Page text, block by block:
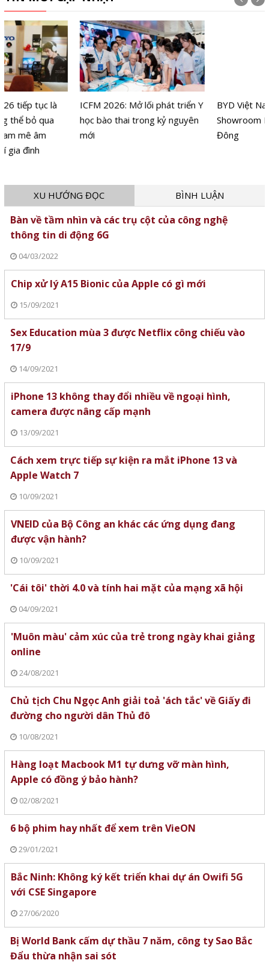
ICFM 2026: Mở lối phát triển Y
học bào thai trong kỷ nguyên
mới
BYD Việt Nam khai trương
Showroom BYD HTA Hà
XU HƯỚNG ĐỌC BÌNH LUẬN
Bàn về tầm nhìn và các trụ cột của công nghệ
thông tin di động 6G
04/03/2022
Chip xử lý A15 Bionic của Apple có gì mới
15/09/2021
Sex Education mùa 3 được Netflix công chiếu vào
17/9
14/09/2021
iPhone 13 không thay đổi nhiều về ngoại hình,
camera được nâng cấp mạnh
13/09/2021
Cách xem trực tiếp sự kiện ra mắt iPhone 13 và
Apple Watch 7
10/09/2021
VNEID của Bộ Công an khác các ứng dụng đang
được vận hành?
10/09/2021
'Cái tôi' thời 4.0 và tính hai mặt của mạng xã hội
04/09/2021
'Muôn màu' cảm xúc của trẻ trong ngày khai giảng
online
24/08/2021
Chủ tịch Chu Ngọc Anh giải toả 'ách tắc' về Giấy đi
đường cho người dân Thủ đô
10/08/2021
Hàng loạt Macbook M1 tự dưng vỡ màn hình,
Apple có đồng ý bảo hành?
02/08/2021
6 bộ phim hay nhất để xem trên VieON
29/01/2021
Bắc Ninh: Không ký kết triển khai dự án Owifi 5G
với CSE Singapore
27/06/2020
Bị World Bank cấm dự thầu 7 năm, công ty Sao Bắc
Đẩu thừa nhận sai sót